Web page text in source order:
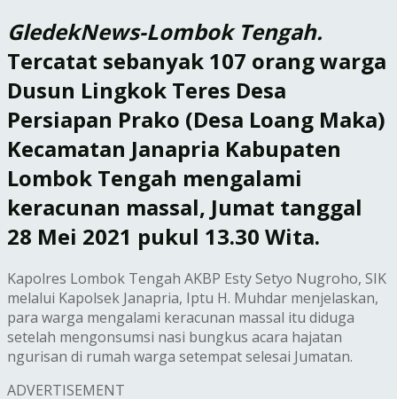
GledekNews-Lombok Tengah.
Tercatat sebanyak 107 orang warga
Dusun Lingkok Teres Desa
Persiapan Prako (Desa Loang Maka)
Kecamatan Janapria Kabupaten
Lombok Tengah mengalami
keracunan massal, Jumat tanggal
28 Mei 2021 pukul 13.30 Wita.
Kapolres Lombok Tengah AKBP Esty Setyo Nugroho, SIK
melalui Kapolsek Janapria, Iptu H. Muhdar menjelaskan,
para warga mengalami keracunan massal itu diduga
setelah mengonsumsi nasi bungkus acara hajatan
ngurisan di rumah warga setempat selesai Jumatan.
ADVERTISEMENT